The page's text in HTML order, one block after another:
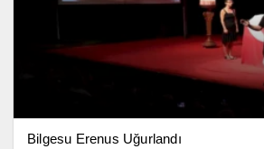
Bilgesu Erenus Uğurlandı